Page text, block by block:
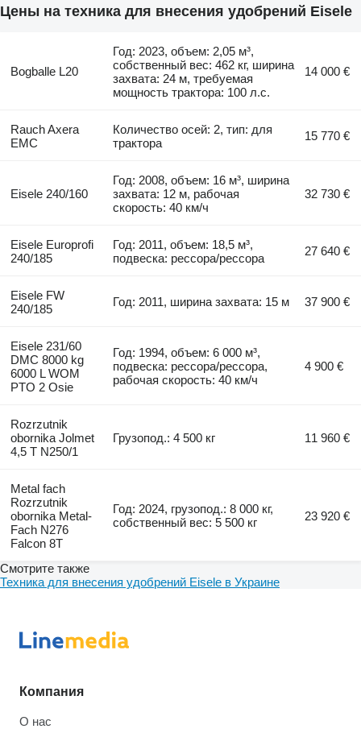
Цены на техника для внесения удобрений Eisele
Bogballe L20
Год: 2023, объем: 2,05 м³,
собственный вес: 462 кг, ширина
захвата: 24 м, требуемая
мощность трактора: 100 л.с.
14 000 €
Rauch Axera
EMC
Количество осей: 2, тип: для
трактора
15 770 €
Eisele 240/160
Год: 2008, объем: 16 м³, ширина
захвата: 12 м, рабочая
скорость: 40 км/ч
32 730 €
Eisele Europrofi
240/185
Год: 2011, объем: 18,5 м³,
подвеска: рессора/рессора
27 640 €
Eisele FW
240/185
Год: 2011, ширина захвата: 15 м 37 900 €
Eisele 231/60
DMC 8000 kg
6000 L WOM
PTO 2 Osie
Год: 1994, объем: 6 000 м³,
подвеска: рессора/рессора,
рабочая скорость: 40 км/ч
4 900 €
Rozrzutnik
obornika Jolmet
4,5 T N250/1
Грузопод.: 4 500 кг 11 960 €
Metal fach
Rozrzutnik
obornika Metal-
Fach N276
Falcon 8T
Год: 2024, грузопод.: 8 000 кг,
собственный вес: 5 500 кг
23 920 €
Смотрите также
Техника для внесения удобрений Eisele в Украине
Компания
О нас